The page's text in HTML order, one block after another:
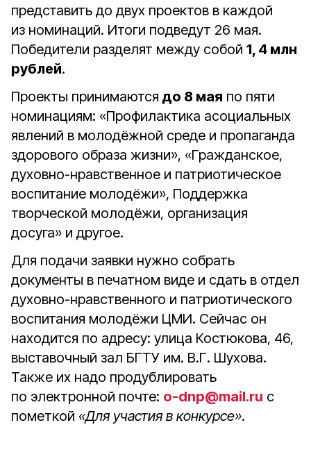
представить до двух проектов в каждой
из номинаций. Итоги подведут 26 мая.
Победители разделят между собой 1, 4 млн
рублей.
Проекты принимаются до 8 мая по пяти
номинациям: «Профилактика асоциальных
явлений в молодёжной среде и пропаганда
здорового образа жизни», «Гражданское,
духовно-нравственное и патриотическое
воспитание молодёжи», Поддержка
творческой молодёжи, организация
досуга» и другое.
Для подачи заявки нужно собрать
документы в печатном виде и сдать в отдел
духовно-нравственного и патриотического
воспитания молодёжи ЦМИ. Сейчас он
находится по адресу: улица Костюкова, 46,
выставочный зал БГТУ им. В.Г. Шухова.
Также их надо продублировать
по электронной почте: o-dnp@mail.ru c
пометкой «Для участия в конкурсе».